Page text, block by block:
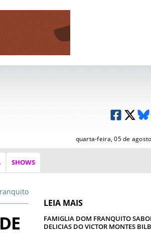
quarta-feira, 05 de
SHOWS
LEIA MAIS
FAMIGLIA DOM FRANQUITO
DELICIAS DO VICTOR MONTES